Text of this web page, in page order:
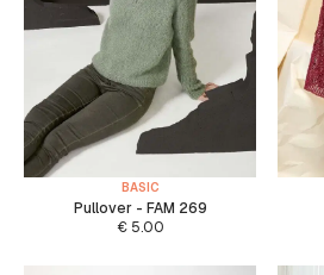
BASIC
Pullover - FAM 269
€5.00